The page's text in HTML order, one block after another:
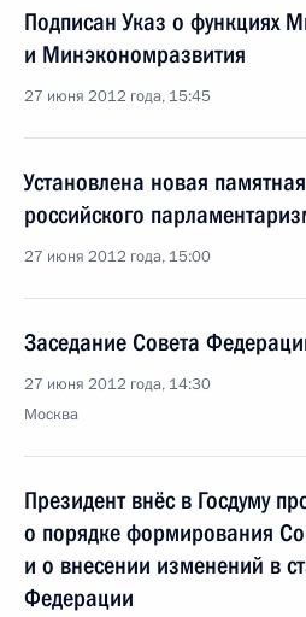
Подписан Указ о функциях
и Минэкономразвития
27 июня 2012 года, 15:45
Установлена новая
российского
27 июня 2012 года, 15:00
Заседание Совета
27 июня 2012 года, 14:30
Москва
Президент внёс в Госдуму
о порядке формирования
и о внесении изменений в
Федерации